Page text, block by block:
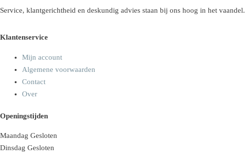
Service, klantgerichtheid en deskundig advies staan bij ons hoog in het vaandel.
Klantenservice
Mijn account
Algemene voorwaarden
Contact
Over
Openingstijden
Maandag Gesloten
Dinsdag Gesloten